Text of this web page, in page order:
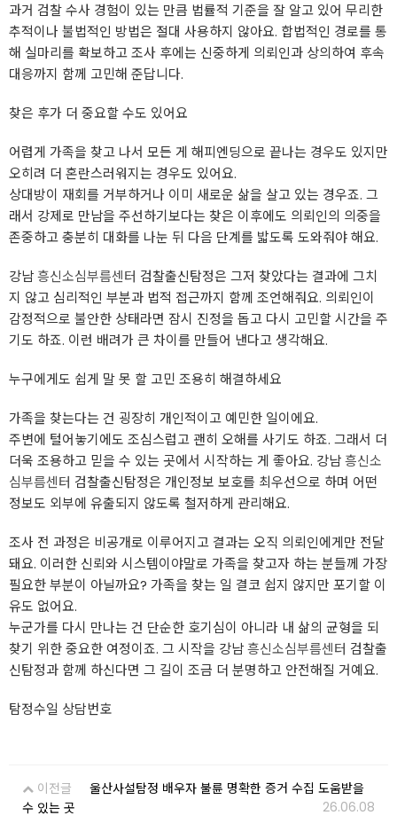
과거 검찰 수사 경험이 있는 만큼 법률적 기준을 잘 알고 있어 무리한
추적이나 불법적인 방법은 절대 사용하지 않아요. 합법적인 경로를 통
해 실마리를 확보하고 조사 후에는 신중하게 의뢰인과 상의하여 후속
대응까지 함께 고민해 준답니다.
찾은 후가 더 중요할 수도 있어요
어렵게 가족을 찾고 나서 모든 게 해피엔딩으로 끝나는 경우도 있지만
오히려 더 혼란스러워지는 경우도 있어요.
상대방이 재회를 거부하거나 이미 새로운 삶을 살고 있는 경우죠. 그
래서 강제로 만남을 주선하기보다는 찾은 이후에도 의뢰인의 의중을
존중하고 충분히 대화를 나눈 뒤 다음 단계를 밟도록 도와줘야 해요.
강남흥신소심부름센터 검찰출신탐정은 그저 찾았다는 결과에 그치
지 않고 심리적인 부분과 법적 접근까지 함께 조언해줘요. 의뢰인이
감정적으로 불안한 상태라면 잠시 진정을 돕고 다시 고민할 시간을 주
기도 하죠. 이런 배려가 큰 차이를 만들어 낸다고 생각해요.
누구에게도 쉽게 말 못 할 고민 조용히 해결하세요
가족을 찾는다는 건 굉장히 개인적이고 예민한 일이에요.
주변에 털어놓기에도 조심스럽고 괜히 오해를 사기도 하죠. 그래서 더
더욱 조용하고 믿을 수 있는 곳에서 시작하는 게 좋아요. 강남흥신소
심부름센터 검찰출신탐정은 개인정보 보호를 최우선으로 하며 어떤
정보도 외부에 유출되지 않도록 철저하게 관리해요.
조사 전 과정은 비공개로 이루어지고 결과는 오직 의뢰인에게만 전달
돼요. 이러한 신뢰와 시스템이야말로 가족을 찾고자 하는 분들께 가장
필요한 부분이 아닐까요? 가족을 찾는 일 결코 쉽지 않지만 포기할 이
유도 없어요.
누군가를 다시 만나는 건 단순한 호기심이 아니라 내 삶의 균형을 되
찾기 위한 중요한 여정이죠. 그 시작을 강남흥신소심부름센터 검찰출
신탐정과 함께 하신다면 그 길이 조금 더 분명하고 안전해질 거예요.
탐정수일 상담번호
이전글
​울산사설탐정 배우자 불륜 명확한 증거 수집 도움받을
수 있는 곳
26.06.08